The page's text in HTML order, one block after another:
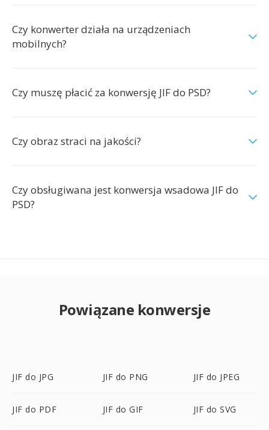
Czy konwerter działa na urządzeniach
mobilnych?
Czy muszę płacić za konwersję JIF do PSD?
Czy obraz straci na jakości?
Czy obsługiwana jest konwersja wsadowa JIF do
PSD?
Powiązane konwersje
JIF do JPG JIF do PNG JIF do JPEG
JIF do PDF JIF do GIF JIF do SVG